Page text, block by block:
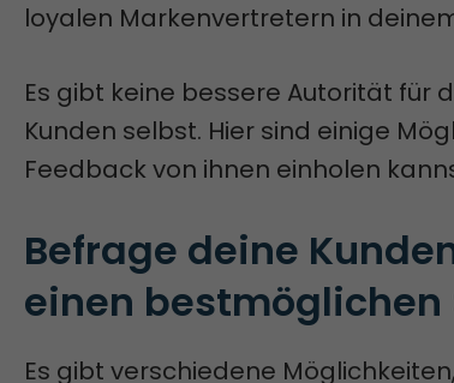
loyalen Markenvertretern in
Es gibt keine bessere Autorität für
Kunden selbst. Hier sind einige
Feedback von ihnen einholen
Befrage deine
einen bestmöglichen
Es gibt verschiedene